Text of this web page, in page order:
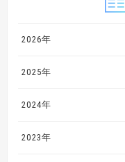
2026年
2025年
2024年
2023年